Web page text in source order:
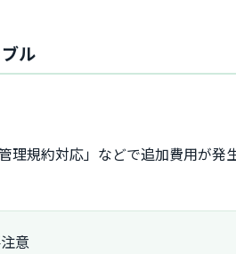
ル
規約対応」などで追加費用が
意